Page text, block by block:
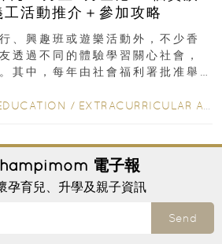
活動推介＋參加攻略
、興趣班或遊樂活動外，不少香
透過不同的體驗學習關心社會，
其中，每年由社會福利署批准舉
/ EXTRACURRICULAR ACTIVITIES
電子報
孕育兒、升學及親子資訊
Send